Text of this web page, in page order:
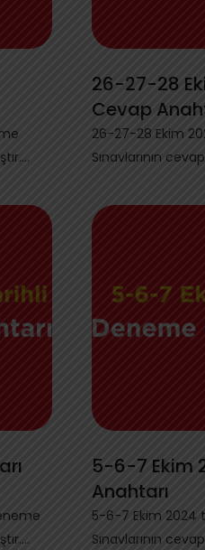
26-27-28
Cevap
26-27-28 Ekim
Sınavlarının
5-6-7 Ekim
Anahtarı
5-6-7 Ekim 2024
Sınavlarının